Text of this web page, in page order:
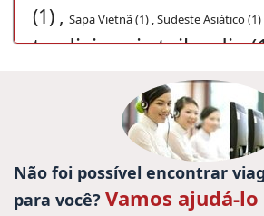
(1) , Sapa Vietnã (1) ,Sudeste Asiático (1)
tradicionais tailandia
vietnam festival (1) ,Férias
Turismo no Laos
Turismo no
cultura de vietnam (1) ,
(1) ,Phong Nha Ke Bang (1) ,14
Não foi possível encontrar
para você? Vamos ajudá-lo